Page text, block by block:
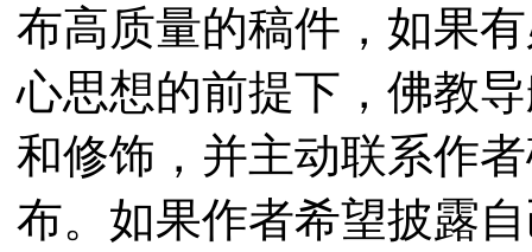
布高质量的稿件，如果
心思想的前提下，佛教
和修饰，并主动联系作
布。如果作者希望披露